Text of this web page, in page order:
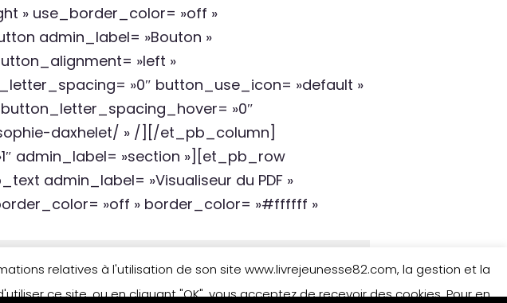
» use_border_color= »off »
admin_label= »Bouton »
»left »
»0″ button_use_icon= »default »
»0″
daxhelet/ » /][/et_pb_column]
admin_label= »section »][et_pb_row
admin_label= »Visualiseur du PDF »
»off » border_color= »#ffffff »
relatives à l'utilisation de son site www.livrejeunesse82.com, la gestion et la
ce site, ou en cliquant "OK", vous acceptez de recevoir des cookies. Pour en